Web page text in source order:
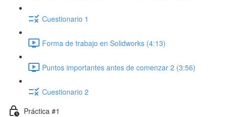
Cuestionario 1
Forma de trabajo en Solidworks (4:13)
Puntos importantes antes de comenzar 2 (3:56)
Cuestionario 2
Práctica #1